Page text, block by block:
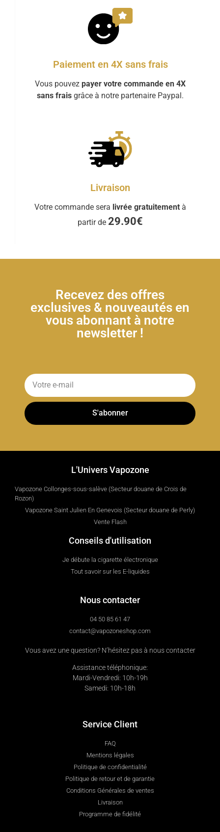
Paiement en 4X sans frais
Vous pouvez payer votre commande en 4X
sans frais grâce à notre partenaire Paypal.
Livraison
Votre commande sera livrée gratuitement à
partir de 29.90€
Recevez des offres
exclusives & nouveautés en
vous abonnant à notre
newsletter !
S'abonner
L'Univers Vapozone
Vapozone Collonges-sous-salève (Secteur douane de Crois de
Rozon)
Vapozone Saint Julien En Genevois (Secteur douane de Perly)
Vente Flash
Conseils d'utilisation
Je débute la cigarette électronique
Tout savoir sur les E-liquides
Nous contacter
04 50 85 61 47
contact@vapozoneshop.com
Vous avez une question? N’hésitez pas à nous contacter
Assistance téléphonique:
Mardi-Vendredi: 10h-19h
Samedi: 10h-18h
Service Client
FAQ
Mentions légales
Politique de confidentialité
Politique de retour et de garantie
Conditions Générales de ventes
Livraison
Programme de fidélité